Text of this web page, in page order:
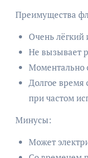
Преимущества
Очень лёгкий
Не вызывает
Моментально
Долгое время
при частом
Минусы:
Может